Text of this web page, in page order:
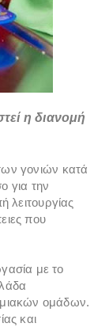
η διανομή
γονιών κατά
για την
λειτουργίας
που
με το
ομάδων.
και